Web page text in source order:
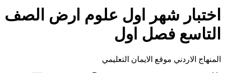
اختبار شهر اول علوم ارض الصف
التاسع فصل اول
المنهاج الاردني موقع الايمان التعليمي